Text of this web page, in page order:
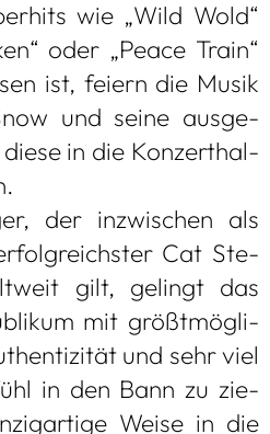
wie „Wild Wold“
oder „Peace Train“
ist, fei­ern die Musik
und seine aus­ge­
in die Kon­zert­hal­
der inzwi­schen als
Cat Ste­
gilt, gelingt das
mit größt­mög­li­
und sehr viel
in den Bann zu zie­
Weise in die